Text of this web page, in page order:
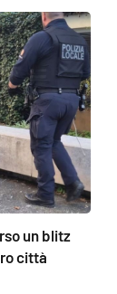
un blitz
città